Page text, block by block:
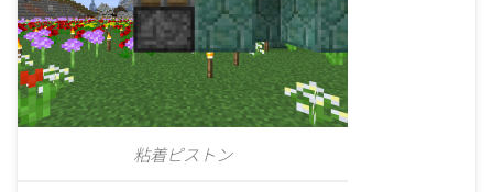
粘着ピストン